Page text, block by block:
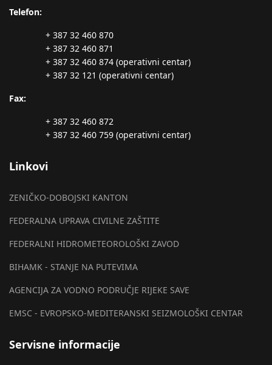
Telefon:
+ 387 32 460 870
+ 387 32 460 871
+ 387 32 460 874 (operativni centar)
+ 387 32 121 (operativni centar)
Fax:
+ 387 32 460 872
+ 387 32 460 759 (operativni centar)
Linkovi
ZENIČKO-DOBOJSKI KANTON
FEDERALNA UPRAVA CIVILNE ZAŠTITE
FEDERALNI HIDROMETEOROLOŠKI ZAVOD
BIHAMK - STANJE NA PUTEVIMA
AGENCIJA ZA VODNO PODRUČJE RIJEKE SAVE
EMSC - EVROPSKO-MEDITERANSKI SEIZMOLOŠKI CENTAR
Servisne informacije